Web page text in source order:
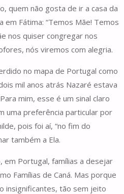
quem não gosta de ir a casa da
em Fátima: “Temos Mãe! Temos
nos quiser congregar nos
nós viremos com alegria.
no mapa de Portugal como
mil anos atrás Nazaré estava
mim, esse é um sinal claro
uma preferência particular por
pois foi aí, “no fim do
também a Ela.
em Portugal, famílias a desejar
Famílias de Caná. Mas porque
insignificantes, tão sem jeito